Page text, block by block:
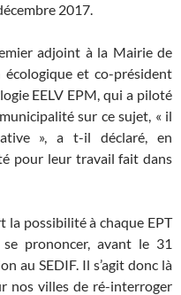
2017.
adjoint à la Mairie de
et co-président
EELV EPM, qui a piloté
sur ce sujet, « il
», a t-il déclaré, en
pour leur travail fait dans
la possibilité à chaque EPT
prononcer, avant le 31
au SEDIF. Il s’agit donc là
nos villes de ré-interroger